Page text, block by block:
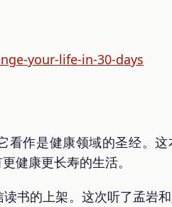
your-life-in-30-days
看作是健康领域的圣经。
健康更长寿的生活。
书的上架。这次听了孟岩